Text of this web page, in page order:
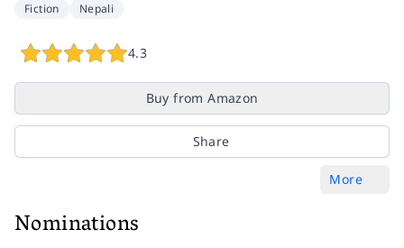
Fiction Nepali
4.3
Buy from Amazon
Share
More
Nominations